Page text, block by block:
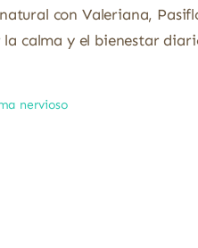
con Valeriana,
calma y el bienestar
nervioso